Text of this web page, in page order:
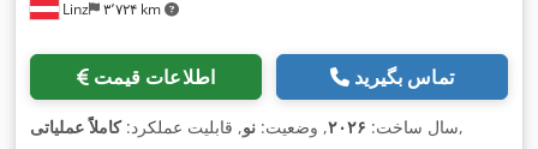
Linz ۳٬۷۲۴ km
اطلاعات قیمت تماس بگیرید
سال ساخت: ۲۰۲۶, وضعیت: نو, قابلیت عملکرد:کاملاً عملیاتی ,